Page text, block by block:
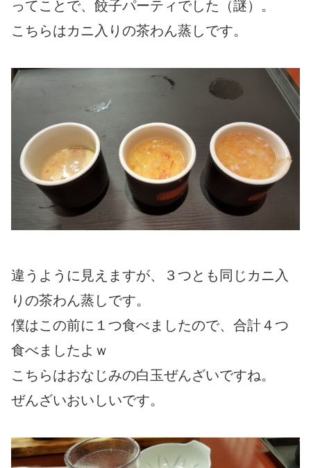
ってことで、餃子パーティでした（謎）。
こちらはカニ入りの茶わん蒸しです。
違うように見えますが、３つとも同じカニ入
りの茶わん蒸しです。
僕はこの前に１つ食べましたので、合計４つ
食べましたよｗ
こちらはおなじみの白玉ぜんざいですね。
ぜんざいおいしいです。